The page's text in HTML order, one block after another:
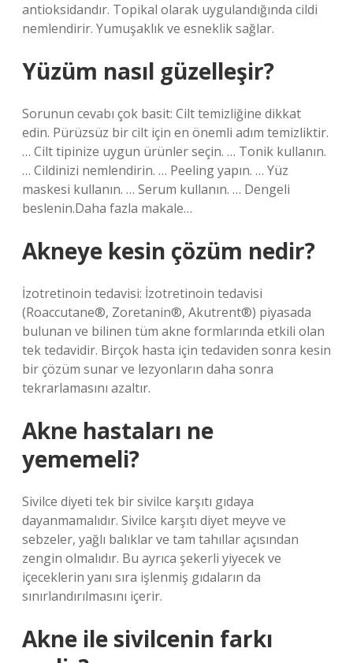
antioksidandır. Topikal olarak uygulandığında cildi
nemlendirir. Yumuşaklık ve esneklik sağlar.
Yüzüm nasıl güzelleşir?
Sorunun cevabı çok basit: Cilt temizliğine dikkat
edin. Pürüzsüz bir cilt için en önemli adım temizliktir.
… Cilt tipinize uygun ürünler seçin. … Tonik kullanın.
… Cildinizi nemlendirin. … Peeling yapın. … Yüz
maskesi kullanın. … Serum kullanın. … Dengeli
beslenin.Daha fazla makale…
Akneye kesin çözüm nedir?
İzotretinoin tedavisi: İzotretinoin tedavisi
(Roaccutane®, Zoretanin®, Akutrent®) piyasada
bulunan ve bilinen tüm akne formlarında etkili olan
tek tedavidir. Birçok hasta için tedaviden sonra kesin
bir çözüm sunar ve lezyonların daha sonra
tekrarlamasını azaltır.
Akne hastaları ne
yememeli?
Sivilce diyeti tek bir sivilce karşıtı gıdaya
dayanmamalıdır. Sivilce karşıtı diyet meyve ve
sebzeler, yağlı balıklar ve tam tahıllar açısından
zengin olmalıdır. Bu ayrıca şekerli yiyecek ve
içeceklerin yanı sıra işlenmiş gıdaların da
sınırlandırılmasını içerir.
Akne ile sivilcenin farkı